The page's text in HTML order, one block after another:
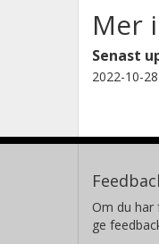
Mer
Senast
2022-10-28
Om du har
ge